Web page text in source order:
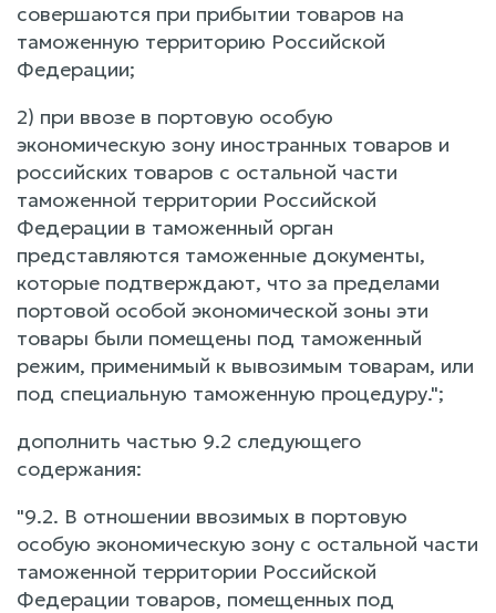
совершаются при прибытии товаров на
таможенную территорию Российской
Федерации;
2) при ввозе в портовую особую
экономическую зону иностранных товаров и
российских товаров с остальной части
таможенной территории Российской
Федерации в таможенный орган
представляются таможенные документы,
которые подтверждают, что за пределами
портовой особой экономической зоны эти
товары были помещены под таможенный
режим, применимый к вывозимым товарам, или
под специальную таможенную процедуру.";
дополнить частью 9.2 следующего
содержания:
"9.2. В отношении ввозимых в портовую
особую экономическую зону с остальной части
таможенной территории Российской
Федерации товаров, помещенных под